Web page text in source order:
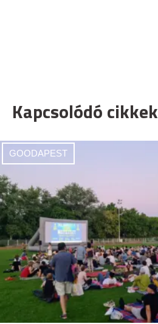
Kapcsolódó cikkek
GOODAPEST